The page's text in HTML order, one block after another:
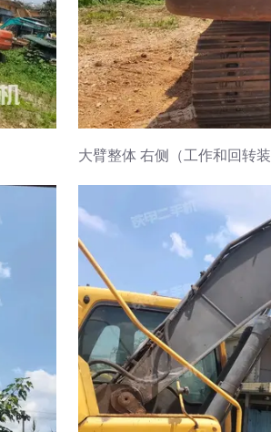
大臂整体 右侧（工作和回转